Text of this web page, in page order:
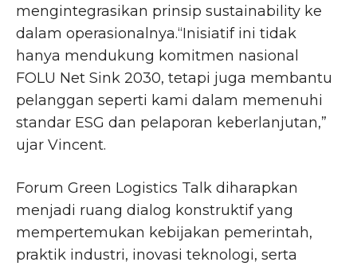
mengintegrasikan prinsip sustainability ke
dalam operasionalnya.“Inisiatif ini tidak
hanya mendukung komitmen nasional
FOLU Net Sink 2030, tetapi juga membantu
pelanggan seperti kami dalam memenuhi
standar ESG dan pelaporan keberlanjutan,”
ujar Vincent.
Forum Green Logistics Talk diharapkan
menjadi ruang dialog konstruktif yang
mempertemukan kebijakan pemerintah,
praktik industri, inovasi teknologi, serta